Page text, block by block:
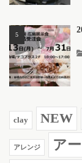
clay NEW
アレンジ ア